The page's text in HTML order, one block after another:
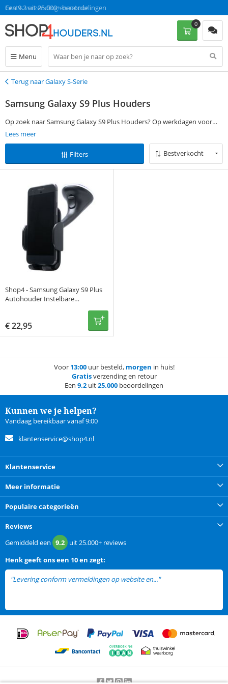
Gratis verzending en retour
Een 9.2 uit 25.000+ beoordelingen
Menu
0
Terug
Terug naar Galaxy S-Serie
Samsung Galaxy S9 Plus Houders
Op zoek naar Samsung Galaxy S9 Plus Houders? Op werkdagen voor
13:00 bestellen, is morgen gratis thuisbezorgd!
Lees meer
Filters Bestverkocht
Shop4 - Samsung Galaxy S9 Plus
Autohouder Instelbare
€22,95
Voor 13:00uur besteld, morgen in huis!
Gratisverzending en retour
Een 9.2 uit25.000 beoordelingen
Kunnen we je helpen?
Vandaag bereikbaar vanaf 9:00
klantenservice@shop4.nl
Klantenservice
Meer informatie
Populaire categorieën
Reviews
Gemiddeld een 9.2 uit25.000+ reviews
Henkgeeft ons een 10 en zegt:
"Levering conform vermeldingen op website en..."